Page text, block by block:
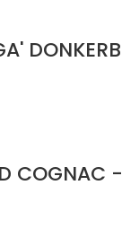
COGNAC